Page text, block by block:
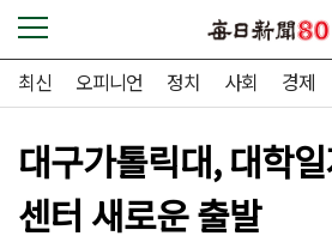
최신 오피니언 정치 사회 경제
대구가톨릭대, 대학
센터 새로운 출발